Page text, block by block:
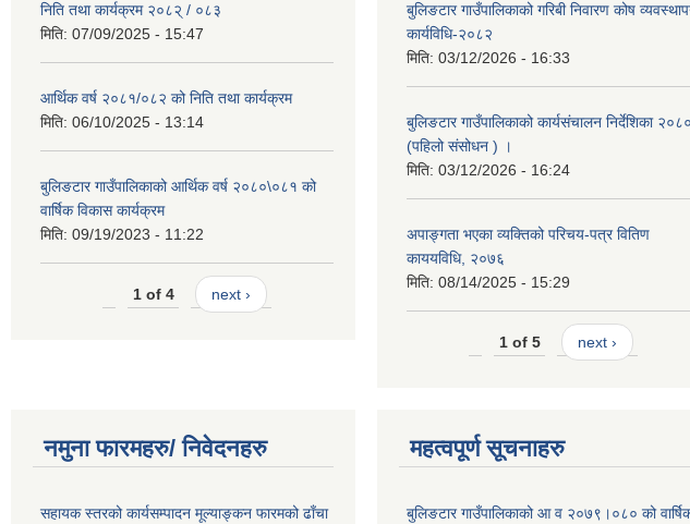
निति तथा कार्यक्रम २०८२् / ०८३
मिति: 07/09/2025 - 15:47
आर्थिक वर्ष २०८१/०८२ को निति तथा कार्यक्रम
मिति: 06/10/2025 - 13:14
बुलिङटार गाउँपालिकाको आर्थिक वर्ष २०८०\०८१ को
वार्षिक विकास कार्यक्रम
मिति: 09/19/2023 - 11:22
1 of 4 next ›
बुलिङटार गाउँपालिकाको गरिबी निवारण कोष
कार्यविधि-२०८२
मिति: 03/12/2026 - 16:33
बुलिङटार गाउँपालिकाको कार्यसंचालन निर्देशिका २०८०
(पहिलो संसोधन ) ।
मिति: 03/12/2026 - 16:24
अपाङ्गता भएका व्यक्तिको परिचय-पत्र वितिण
काययविधि, २०७६
मिति: 08/14/2025 - 15:29
1 of 5 next ›
नमुना फारमहरु/ निवेदनहरु
सहायक स्तरको कार्यसम्पादन मूल्याङ्कन फारमको ढाँचा
महत्वपूर्ण सूचनाहरु
बुलिङटार गाउँपालिकाको आ व २०७९।०८० को